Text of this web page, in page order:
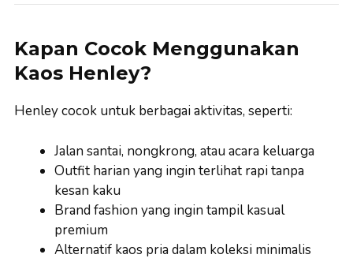
Kapan Cocok Menggunakan
Kaos Henley?
Henley cocok untuk berbagai aktivitas, seperti:
Jalan santai, nongkrong, atau acara keluarga
Outfit harian yang ingin terlihat rapi tanpa
kesan kaku
Brand fashion yang ingin tampil kasual
premium
Alternatif kaos pria dalam koleksi minimalis